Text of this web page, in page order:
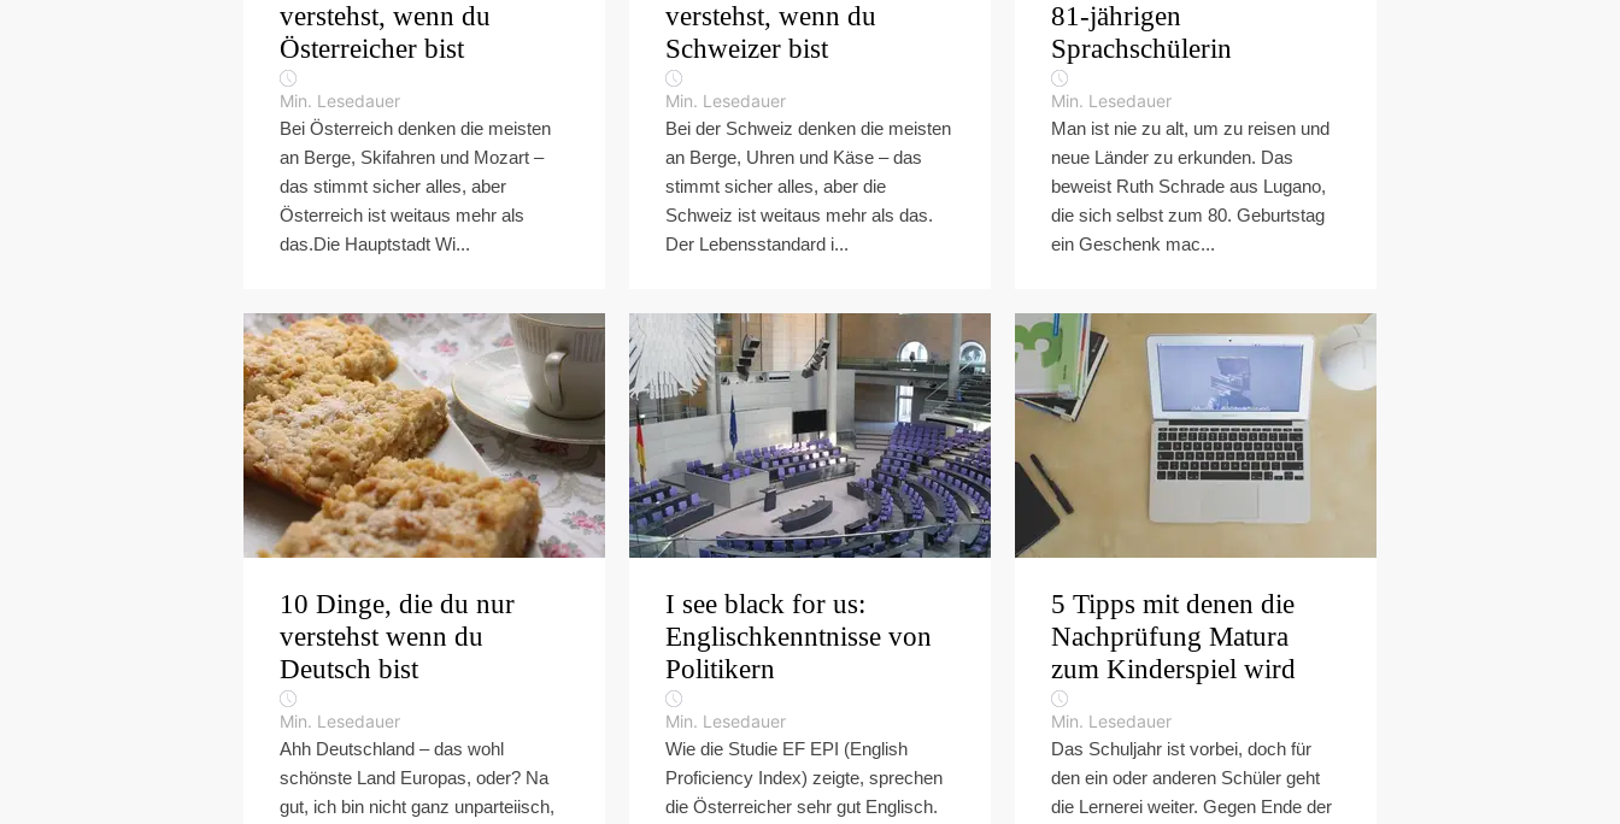
verstehst, wenn du
Österreicher bist
Min. Lesedauer
Bei Österreich denken die meisten
an Berge, Skifahren und Mozart –
das stimmt sicher alles, aber
Österreich ist weitaus mehr als
das.Die Hauptstadt Wi...
verstehst, wenn du
Schweizer bist
Min. Lesedauer
Bei der Schweiz denken die meisten
an Berge, Uhren und Käse – das
stimmt sicher alles, aber die
Schweiz ist weitaus mehr als das.
Der Lebensstandard i...
81-jährigen
Sprachschülerin
Min. Lesedauer
Man ist nie zu alt, um zu reisen und
neue Länder zu erkunden. Das
beweist Ruth Schrade aus Lugano,
die sich selbst zum 80. Geburtstag
ein Geschenk mac...
10 Dinge, die du nur
verstehst wenn du
Deutsch bist
Min. Lesedauer
Ahh Deutschland – das wohl
schönste Land Europas, oder? Na
gut, ich bin nicht ganz unparteiisch,
I see black for us:
Englischkenntnisse von
Politikern
Min. Lesedauer
Wie die Studie EF EPI (English
Proficiency Index) zeigte, sprechen
die Österreicher sehr gut Englisch.
5 Tipps mit denen die
Nachprüfung Matura
zum Kinderspiel wird
Min. Lesedauer
Das Schuljahr ist vorbei, doch für
den ein oder anderen Schüler geht
die Lernerei weiter. Gegen Ende der